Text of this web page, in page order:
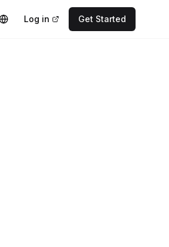
Log in Get Started